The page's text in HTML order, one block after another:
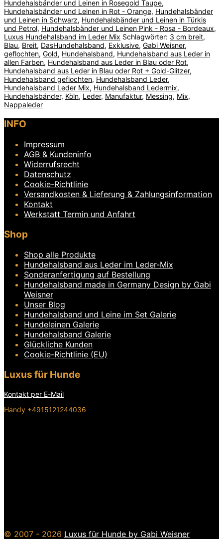
Hundehalsbänder und Leinen in Rosegold Taupe,
Hundehalsbänder und Leinen in Rot - Orange, Hundehalsbänder
und Leinen in Schwarz, Hundehalsbänder und Leinen in Türkis
und Petrol, Hundehalsbänder und Leinen Pink - Rosa - Bordeaux,
Luxus Hundehalsband im Leder Mix Schlagwörter: 3 cm breit,
Blau, Breit, DasHundehalsband, Exklusive, Gabi Weisner,
geflochten, Gold, Hundehalsband, Hundehalsband aus Leder in
allen Farben, Hundehalsband aus Leder in Blau oder Rot,
Hundehalsband aus Leder in Blau oder Rot + Gold-Glitzer,
Hundehalsband geflochten, Hundehalsband Leder,
Hundehalsband Leder Mix, Hundehalsband Ledermix,
Hundehalsbänder, Köln, Leder, Manufaktur, Messing, Mix,
Nappaleder
INFO
Impressum
AGB & Kundeninfo
Widerrufsrecht
Datenschutz
Cookie-Richtlinie
Versandkosten & Lieferung & Zahlungsinformation
Kontakt
Werkstatt Termin und Anfahrt
Shop
Shop alle Produkte
Hundehalsband aus Leder im Leder-Mix
Sonderanfertigung auf Bestellung
Hundehalsband made in Germany Design by Gabi
Weisner
Unser Blog
Hundehalsband und Leine im Set Galerie
Hundeleinen Galerie
Hundehalsband Galerie
Glückliche Kunden
Cookie-Richtlinie (EU)
Luxus für Hunde
Kontakt per E-Mail
Handy +4915121244036
© 2007 - 2026 Luxus für Hunde by Gabi Weisner